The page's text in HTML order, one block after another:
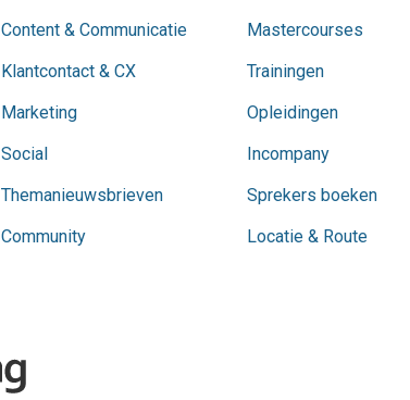
Content & Communicatie
Klantcontact & CX
Marketing
Social
Themanieuwsbrieven
Community
Mastercourses
Trainingen
Opleidingen
Incompany
Sprekers boeken
Locatie & Route